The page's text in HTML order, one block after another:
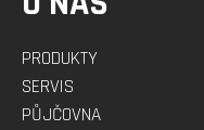
PRODUKTY
SERVIS
PŮJČOVNA